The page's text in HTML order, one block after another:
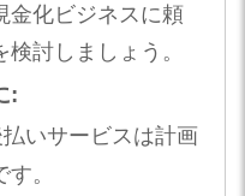
金化ビジネスに頼
討しましょう。
:
いサービスは計画
。